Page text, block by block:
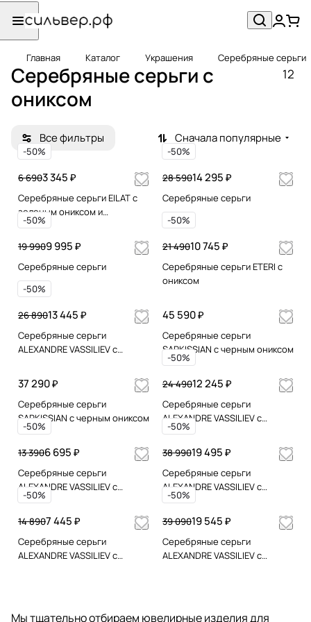
Главная Каталог Украшения Серебряные серьги
Серебряные серьги c
ониксом
12
Все фильтры Сначала популярные
-50%
3 345 ₽
6 690
Серебряные серьги EILAT с
зеленым ониксом и
позолотой
-50%
14 295 ₽
28 590
Серебряные серьги
-50%
9 995 ₽
19 990
Серебряные серьги
-50%
10 745 ₽
21 490
Серебряные серьги ETERI с
ониксом
-50%
13 445 ₽
26 890
Серебряные серьги
ALEXANDRE VASSILIEV с
марказитами Swarovski
45 590 ₽
Серебряные серьги
SARKISSIAN с черным ониксом
37 290 ₽
Серебряные серьги
SARKISSIAN с черным ониксом
-50%
12 245 ₽
24 490
Серебряные серьги
ALEXANDRE VASSILIEV с
черным ониксом и
марказитами Swarovski
-50%
6 695 ₽
13 390
Серебряные серьги
ALEXANDRE VASSILIEV с
черным ониксом и
марказитами Swarovski
-50%
19 495 ₽
38 990
Серебряные серьги
ALEXANDRE VASSILIEV с
черным ониксом и шпинелью
-50%
7 445 ₽
14 890
Серебряные серьги
ALEXANDRE VASSILIEV с
-50%
19 545 ₽
39 090
Серебряные серьги
ALEXANDRE VASSILIEV с
Мы тщательно отбираем ювелирные изделия для